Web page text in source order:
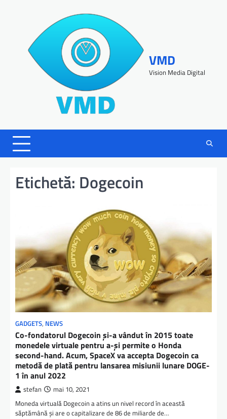
VMD
Vision Media Digital
Etichetă: Dogecoin
GADGETS, NEWS
Co-fondatorul Dogecoin și-a vândut în 2015 toate
monedele virtuale pentru a-și permite o Honda
second-hand. Acum, SpaceX va accepta Dogecoin ca
metodă de plată pentru lansarea misiunii lunare DOGE-
1 în anul 2022
stefan mai 10, 2021
Moneda virtuală Dogecoin a atins un nivel record în această
săptămână și are o capitalizare de 86 de miliarde de…